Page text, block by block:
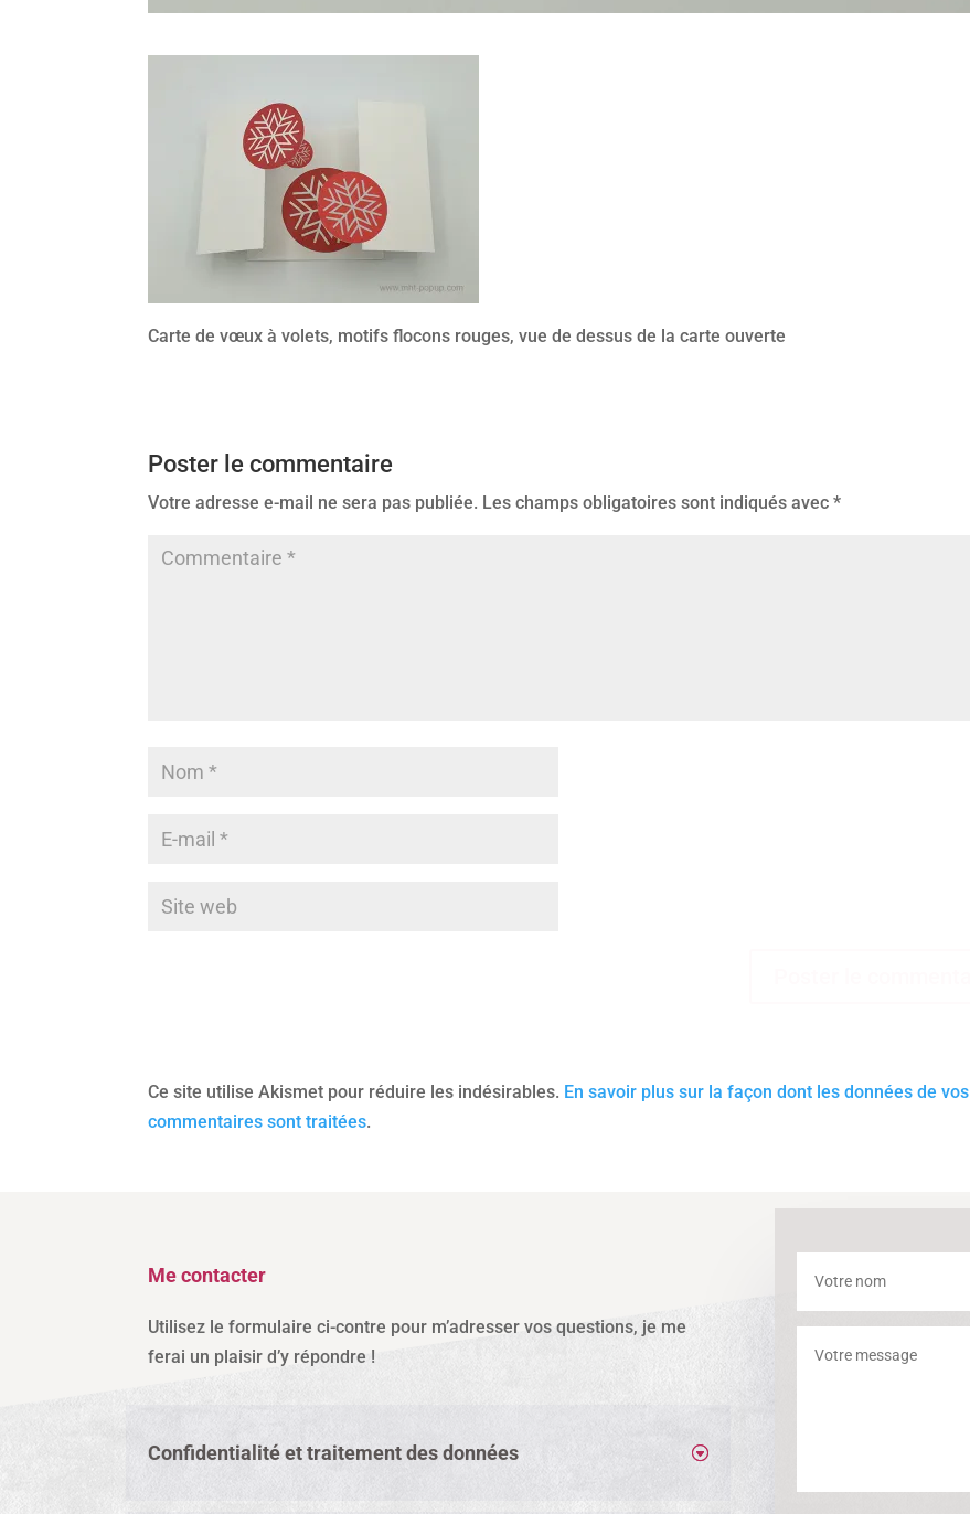
Carte de vœux à volets, motifs flocons rouges, vue de dessus de la carte ouverte
Poster le commentaire
Votre adresse e-mail ne sera pas publiée. Les champs obligatoires sont indiqués avec*
Ce site utilise Akismet pour réduire les indésirables. En savoir plus sur la façon dont les données de vos
commentaires sont traitées.
Me contacter
Utilisez le formulaire ci-contre pour m’adresser vos questions, je me
ferai un plaisir d’y répondre !
Confidentialité et traitement des données